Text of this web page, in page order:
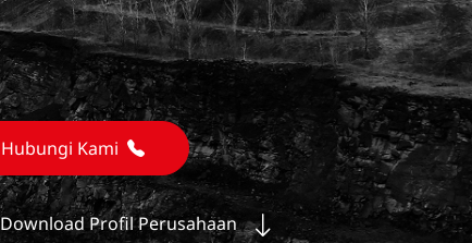
Hubungi Kami
Download Profil Perusahaan